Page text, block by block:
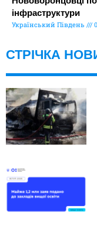
інфраструктури
Український Південь
СТРІЧКА